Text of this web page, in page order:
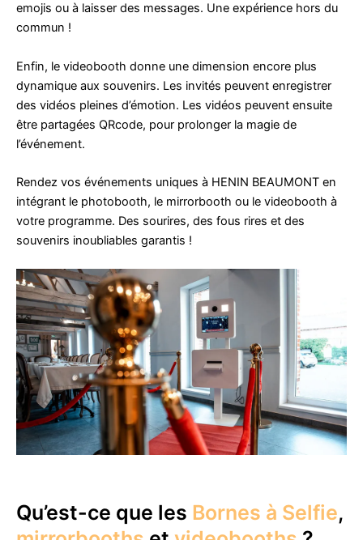
emojis ou à laisser des messages. Une expérience hors du
commun !
Enfin, le videobooth donne une dimension encore plus
dynamique aux souvenirs. Les invités peuvent enregistrer
des vidéos pleines d’émotion. Les vidéos peuvent ensuite
être partagées QRcode, pour prolonger la magie de
l’événement.
Rendez vos événements uniques à HENIN BEAUMONT en
intégrant le photobooth, le mirrorbooth ou le videobooth à
votre programme. Des sourires, des fous rires et des
souvenirs inoubliables garantis !
Qu’est-ce que les Bornes à Selfie,